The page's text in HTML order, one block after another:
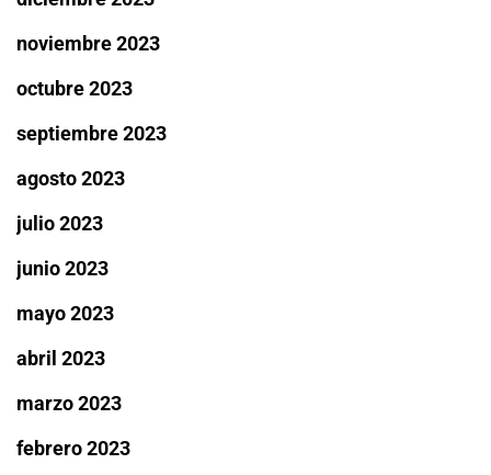
noviembre 2023
octubre 2023
septiembre 2023
agosto 2023
julio 2023
junio 2023
mayo 2023
abril 2023
marzo 2023
febrero 2023